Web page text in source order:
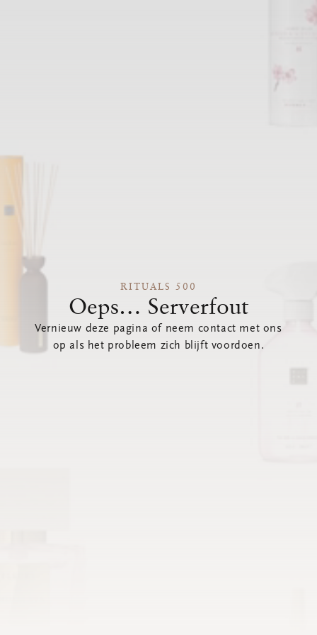
RITUALS 500
Oeps… Serverfout
Vernieuw deze pagina of neem contact met ons
op als het probleem zich blijft voordoen.